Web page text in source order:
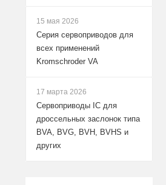
15 мая 2026
Серия сервоприводов для
всех применений
Kromschroder VA
17 марта 2026
Сервоприводы IC для
дроссельных заслонок типа
BVA, BVG, BVH, BVHS и
других